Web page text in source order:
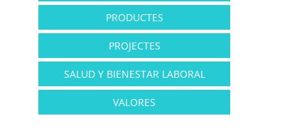
PRODUCTES
PROJECTES
SALUD Y BIENESTAR LABORAL
VALORES